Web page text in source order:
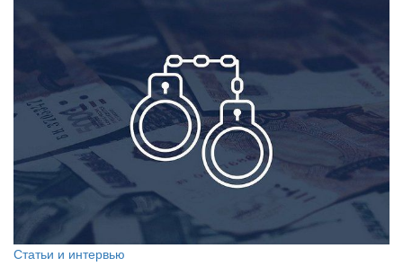
Статьи и интервью